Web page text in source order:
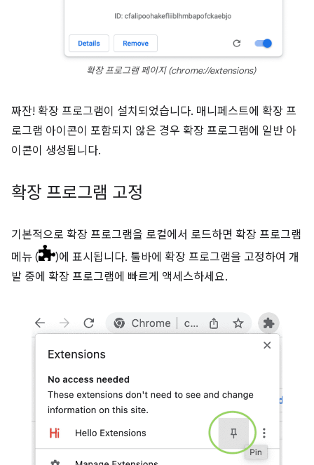
확장 프로그램 페이지 (chrome://extensions)
짜잔! 확장 프로그램이 설치되었습니다. 매니페스트에 확장 프
로그램 아이콘이 포함되지 않은 경우 확장 프로그램에 일반 아
이콘이 생성됩니다.
확장 프로그램 고정
기본적으로 확장 프로그램을 로컬에서 로드하면 확장 프로그램
메뉴 (
)에 표시됩니다. 툴바에 확장 프로그램을 고정하여 개
발 중에 확장 프로그램에 빠르게 액세스하세요.